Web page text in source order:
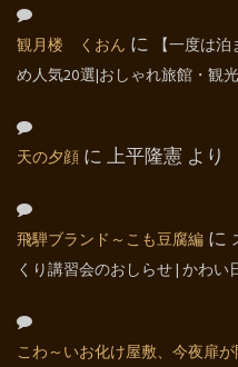
観月楼 くおん に
【一度は
め人気20選|おしゃれ旅館・観
天の夕顔 に 上平隆憲 より
飛騨ブランド～こも豆腐編 に
くり講習会のおしらせ | かわい
こわ～いお化け屋敷、今夜扉